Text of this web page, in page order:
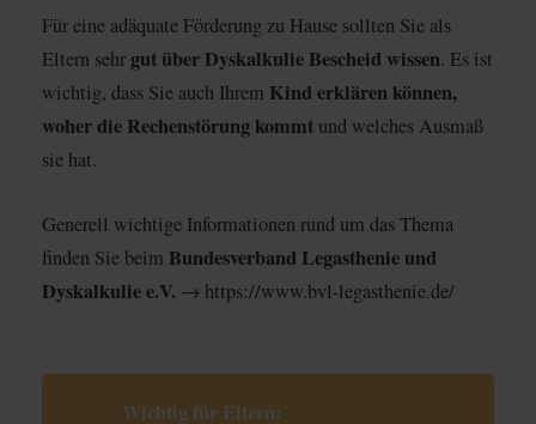
Für eine adäquate Förderung zu Hause sollten Sie als
Eltern sehr gut über Dyskalkulie Bescheid wissen. Es ist
wichtig, dass Sie auch Ihrem Kind erklären können,
woher die Rechenstörung kommt und welches Ausmaß
sie hat.
Generell wichtige Informationen rund um das Thema
finden Sie beim Bundesverband Legasthenie und
Dyskalkulie e.V. → https://www.bvl-legasthenie.de/
Wichtig für Eltern: